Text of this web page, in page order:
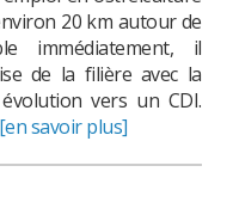
20 km autour de
immédiatement, il
de la filière avec la
vers un CDI.
[en savoir plus]